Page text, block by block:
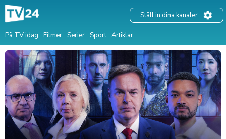
På TV idag Filmer Serier Sport Artiklar
Ställ in dina kanaler